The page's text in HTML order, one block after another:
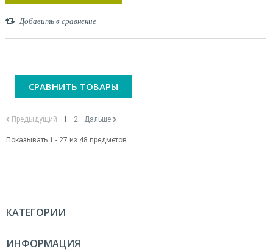
Добавить в сравнение
СРАВНИТЬ ТОВАРЫ
Предыдущий 1 2 Дальше
Показывать 1 - 27 из 48 предметов
КАТЕГОРИИ
ИНФОРМАЦИЯ